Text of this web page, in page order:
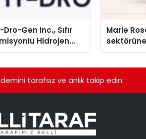
Gen Inc., Sıfır
Hidrojen
ISO ve
Marie
tarafsız ve anlık takip edin.